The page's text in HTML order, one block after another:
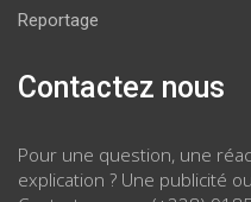
Reportage
Contactez nous
Pour une question, une
explication ? Une publicité